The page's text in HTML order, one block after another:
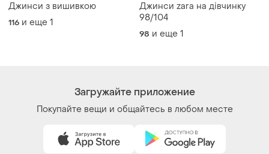
Джинси з вишивкою
116 и еще 1
Джинси zara на дівчинку
98/104
98 и еще 1
Загружайте приложение
Покупайте вещи и общайтесь в любом месте